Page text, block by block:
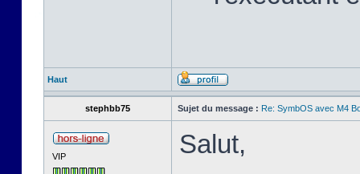
Haut
stephbb75 Sujet du message : Re: SymbOS avec M4
VIP Salut,